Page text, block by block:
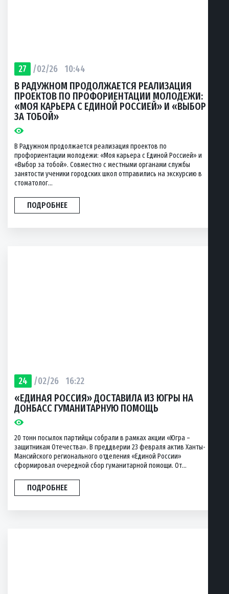
27 /02/26 10:44
В РАДУЖНОМ ПРОДОЛЖАЕТСЯ РЕАЛИЗАЦИЯ
ПРОЕКТОВ ПО ПРОФОРИЕНТАЦИИ МОЛОДЕЖИ:
«МОЯ КАРЬЕРА С ЕДИНОЙ РОССИЕЙ» И «ВЫБОР
ЗА ТОБОЙ»
В Радужном продолжается реализация проектов по
профориентации молодежи: «Моя карьера с Единой Россией» и
«Выбор за тобой». Совместно с местными органами службы
занятости ученики городских школ отправились на экскурсию в
стоматолог...
ПОДРОБНЕЕ
24 /02/26 16:22
«ЕДИНАЯ РОССИЯ» ДОСТАВИЛА ИЗ ЮГРЫ НА
ДОНБАСС ГУМАНИТАРНУЮ ПОМОЩЬ
20 тонн посылок партийцы собрали в рамках акции «Югра –
защитникам Отечества». В преддверии 23 февраля актив Ханты-
Мансийского регионального отделения «Единой России»
сформировал очередной сбор гуманитарной помощи. От...
ПОДРОБНЕЕ